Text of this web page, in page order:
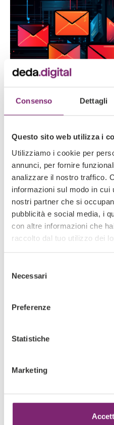
Consenso Dettagli
Questo sito web utilizza i
Utilizziamo i cookie per
annunci, per fornire
analizzare il nostro traffico.
informazioni sul modo in
nostri partner che si
pubblicità e social media, i
con altre informazioni che
raccolto dal tuo utilizzo dei
delNecessari
Preferenze
Statistiche
Marketing
Email Deliverability -
vendita